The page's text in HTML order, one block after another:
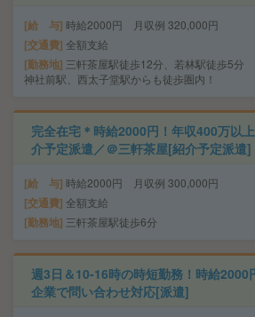
給 与 時給2000円 月収例 320,000円
交通費 全額支給
勤務地 三軒茶屋駅徒歩12分、若林駅徒歩5分
神社前駅、西太子堂駅からも徒歩圏内！
完全在宅＊時給2000円！年収400万以
介予定派遣／＠三軒茶屋[紹介予定派遣]
給 与 時給2000円 月収例 300,000円
交通費 全額支給
勤務地 三軒茶屋駅徒歩6分
週3日＆10-16時の時短勤務！時給2000
企業で問い合わせ対応[派遣]